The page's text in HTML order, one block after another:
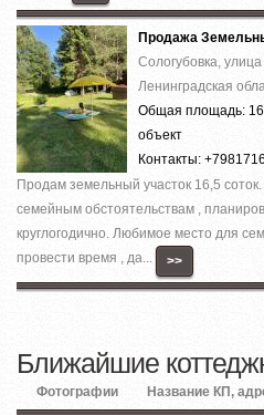
Продажа
Сологубовка,
Ленинградская
Общая площадь:
объект
Контакты:
Продам земельный участок 16,5
семейным обстоятельствам ,
круглогодично. Любимое место для
провести время , да...
>>
Ближайшие
Фотографии Название КП,